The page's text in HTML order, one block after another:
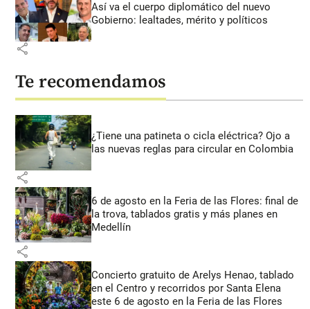
Así va el cuerpo diplomático del nuevo
Gobierno: lealtades, mérito y políticos
share
Te recomendamos
¿Tiene una patineta o cicla eléctrica? Ojo a
las nuevas reglas para circular en Colombia
share
6 de agosto en la Feria de las Flores: final de
la trova, tablados gratis y más planes en
Medellín
share
Concierto gratuito de Arelys Henao, tablado
en el Centro y recorridos por Santa Elena
este 6 de agosto en la Feria de las Flores